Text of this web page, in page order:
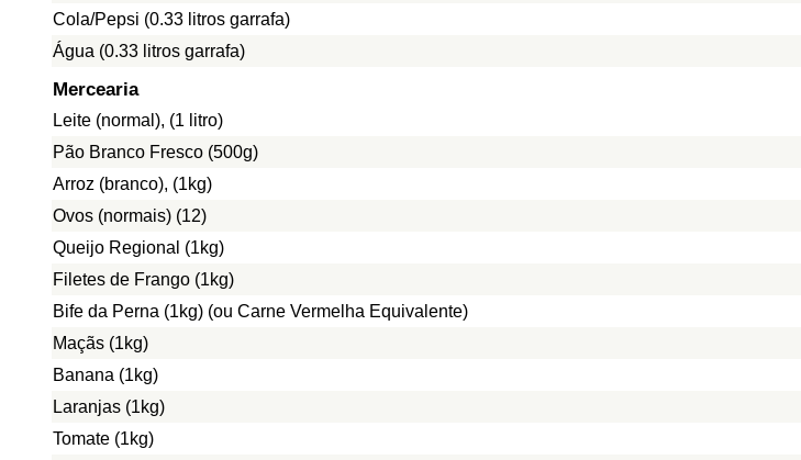
Cola/Pepsi (0.33 litros garrafa)
Água (0.33 litros garrafa)
Mercearia
Leite (normal), (1 litro)
Pão Branco Fresco (500g)
Arroz (branco), (1kg)
Ovos (normais) (12)
Queijo Regional (1kg)
Filetes de Frango (1kg)
Bife da Perna (1kg) (ou Carne Vermelha Equivalente)
Maçãs (1kg)
Banana (1kg)
Laranjas (1kg)
Tomate (1kg)